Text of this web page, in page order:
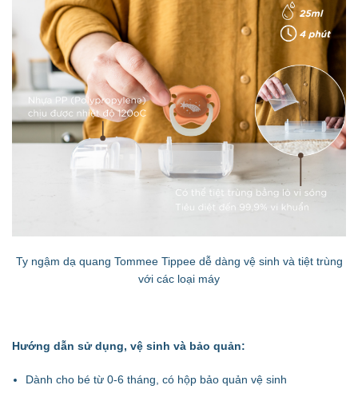
Ty ngậm dạ quang Tommee Tippee dễ dàng vệ sinh và tiệt trùng
với các loại máy
Hướng dẫn sử dụng, vệ sinh và bảo quản:
Dành cho bé từ 0-6 tháng, có hộp bảo quản vệ sinh